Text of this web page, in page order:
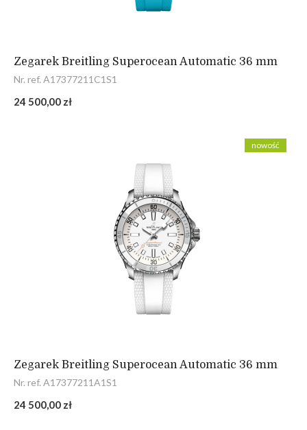
Zegarek Breitling Superocean Automatic 36 mm
Nr. ref. A17377211C1S1
24 500,00 zł
Zegarek Breitling Superocean Automatic 36 mm
Nr. ref. A17377211A1S1
24 500,00 zł
nowość